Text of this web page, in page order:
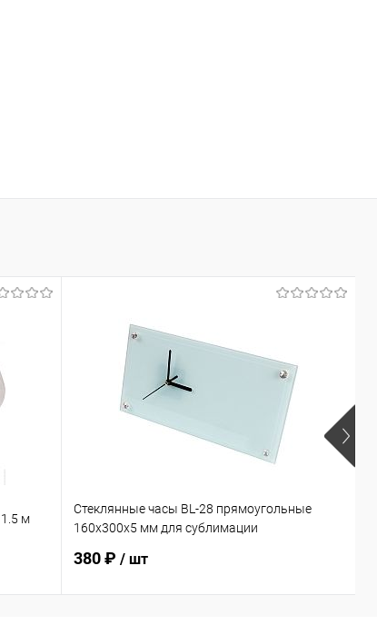
м
Стеклянные часы BL-28 прямоугольные
160х300х5 мм для сублимации
380 ₽ / шт